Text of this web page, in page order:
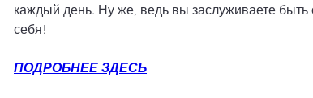
каждый день. Ну же, ведь вы заслуживаете
себя!
ПОДРОБНЕЕ ЗДЕСЬ